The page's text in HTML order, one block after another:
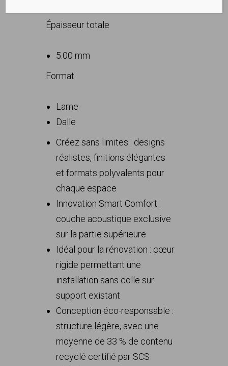
Épaisseur totale
5.00 mm
Format
Lame
Dalle
Créez sans limites : designs
réalistes, finitions élégantes
et formats polyvalents pour
chaque espace
Innovation Smart Comfort :
couche acoustique exclusive
sur la partie supérieure
Idéal pour la rénovation : cœur
rigide permettant une
installation sans colle sur
support existant
Conception éco-responsable :
structure légère, avec une
moyenne de 33 % de contenu
recyclé certifié par SCS